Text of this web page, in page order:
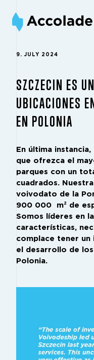
9. JULY 2024
SZCZECIN ES
UBICACIONES
EN POLONIA
En última
que ofrezca el
parques con un
cuadrados.
voivodato de la
900 000 m² de
Somos líderes en
características,
complace tener
el desarrollo de
Polonia.